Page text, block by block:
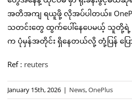
အတိအကျ ရယူဖို့ လိုအပ်ပါတယ်။
သတင်းတွေ ထွက်ပေါ်နေပေမယ့် သူတို့
က ပုံမှန်အတိုင်း ရှိနေတယ်လို့ တုံ့ပြန် ပြေ
Ref : reuters
January 15th, 2026 | News,OnePlus